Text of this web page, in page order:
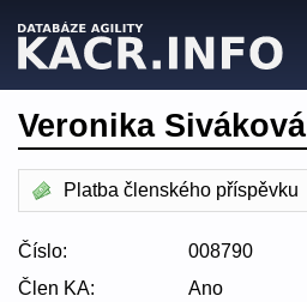
Veronika Siváková
Platba členského příspěvku
Číslo:
008790
Člen KA:
Ano